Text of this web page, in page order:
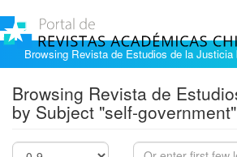
Browsing Revista de Estudios de la Justicia
Browsing Revista de
by Subject "self-government"